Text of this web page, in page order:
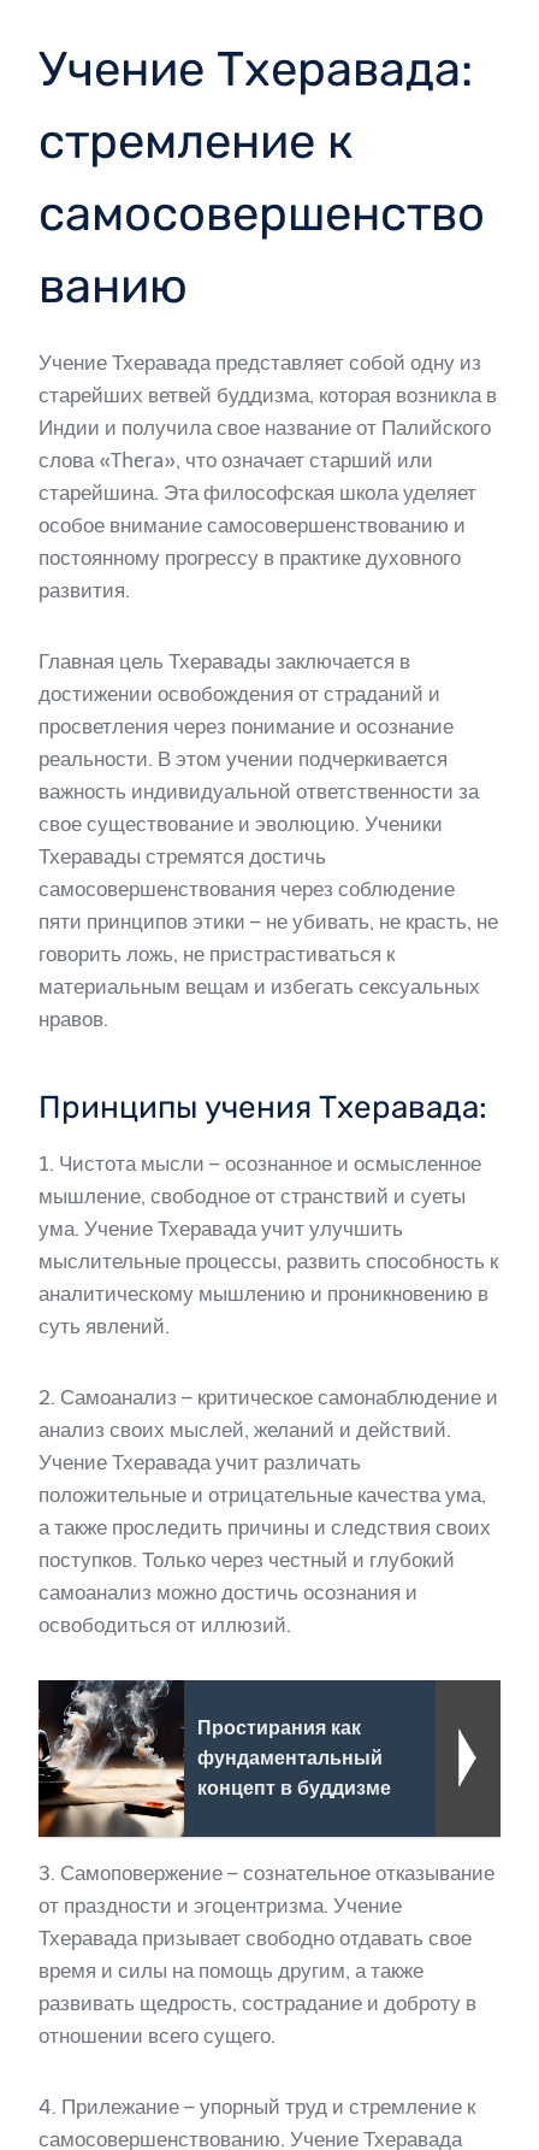
Учение Тхеравада:
стремление к
самосовершенство
ванию
Учение Тхеравада представляет собой одну из
старейших ветвей буддизма, которая возникла в
Индии и получила свое название от Палийского
слова «Thera», что означает старший или
старейшина. Эта философская школа уделяет
особое внимание самосовершенствованию и
постоянному прогрессу в практике духовного
развития.
Главная цель Тхеравады заключается в
достижении освобождения от страданий и
просветления через понимание и осознание
реальности. В этом учении подчеркивается
важность индивидуальной ответственности за
свое существование и эволюцию. Ученики
Тхеравады стремятся достичь
самосовершенствования через соблюдение
пяти принципов этики – не убивать, не красть, не
говорить ложь, не пристрастиваться к
материальным вещам и избегать сексуальных
нравов.
Принципы учения Тхеравада:
1. Чистота мысли – осознанное и осмысленное
мышление, свободное от странствий и суеты
ума. Учение Тхеравада учит улучшить
мыслительные процессы, развить способность к
аналитическому мышлению и проникновению в
суть явлений.
2. Самоанализ – критическое самонаблюдение и
анализ своих мыслей, желаний и действий.
Учение Тхеравада учит различать
положительные и отрицательные качества ума,
а также проследить причины и следствия своих
поступков. Только через честный и глубокий
самоанализ можно достичь осознания и
освободиться от иллюзий.
Простирания как
фундаментальный
концепт в буддизме
3. Самоповержение – сознательное отказывание
от праздности и эгоцентризма. Учение
Тхеравада призывает свободно отдавать свое
время и силы на помощь другим, а также
развивать щедрость, сострадание и доброту в
отношении всего сущего.
4. Прилежание – упорный труд и стремление к
самосовершенствованию. Учение Тхеравада